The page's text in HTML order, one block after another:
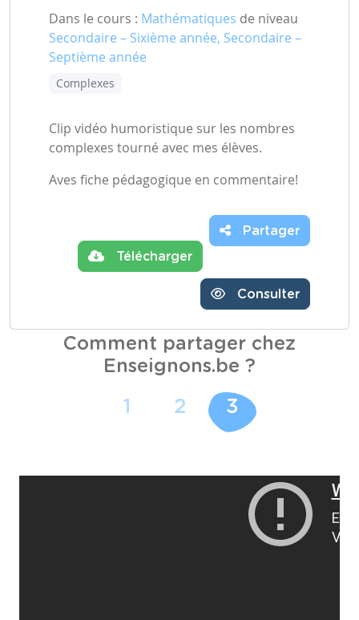
Dans le cours : Mathématiques de niveau
Secondaire – Sixième année, Secondaire –
Septième année
Complexes
Clip vidéo humoristique sur les nombres
complexes tourné avec mes élèves.
Aves fiche pédagogique en commentaire!
Télécharger
Partager
Consulter
Comment partager chez
Enseignons.be ?
1 2 3